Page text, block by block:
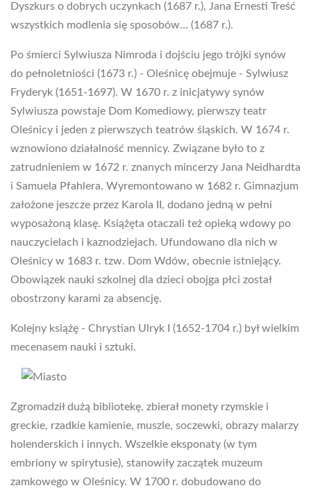
Dyszkurs o dobrych uczynkach (1687 r.), Jana Ernesti Treść
wszystkich modlenia się sposobów… (1687 r.).
Po śmierci Sylwiusza Nimroda i dojściu jego trójki synów
do pełnoletniości (1673 r.) - Oleśnicę obejmuje - Sylwiusz
Fryderyk (1651-1697). W 1670 r. z inicjatywy synów
Sylwiusza powstaje Dom Komediowy, pierwszy teatr
Oleśnicy i jeden z pierwszych teatrów śląskich. W 1674 r.
wznowiono działalność mennicy. Związane było to z
zatrudnieniem w 1672 r. znanych mincerzy Jana Neidhardta
i Samuela Pfahlera. Wyremontowano w 1682 r. Gimnazjum
założone jeszcze przez Karola II, dodano jedną w pełni
wyposażoną klasę. Książęta otaczali też opieką wdowy po
nauczycielach i kaznodziejach. Ufundowano dla nich w
Oleśnicy w 1683 r. tzw. Dom Wdów, obecnie istniejący.
Obowiązek nauki szkolnej dla dzieci obojga płci został
obostrzony karami za absencję.
Kolejny książę - Chrystian Ulryk I (1652-1704 r.) był wielkim
mecenasem nauki i sztuki.
Zgromadził dużą bibliotekę, zbierał monety rzymskie i
greckie, rzadkie kamienie, muszle, soczewki, obrazy malarzy
holenderskich i innych. Wszelkie eksponaty (w tym
embriony w spirytusie), stanowiły zaczątek muzeum
zamkowego w Oleśnicy. W 1700 r. dobudowano do